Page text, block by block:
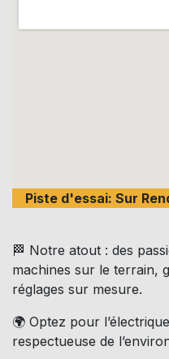
Piste d'essai: Sur
🏁 Notre atout : des
machines sur le terrain,
réglages sur mesure.
🌍 Optez pour
respectueuse de